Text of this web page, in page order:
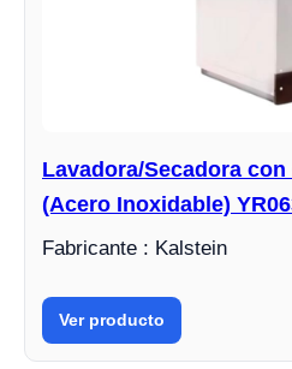
Lavadora/Secadora
(Acero Inoxidable)
Fabricante : Kalstein
Ver producto